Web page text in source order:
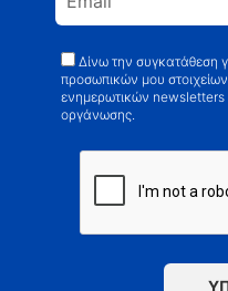
Δίνω την συγκατάθεση
προσωπικών μου
ενημερωτικών newsletters
οργάνωσης.